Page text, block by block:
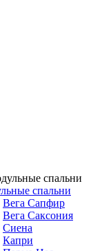
спальни
Вега Сапфир
Вега Саксония
Сиена
Капри